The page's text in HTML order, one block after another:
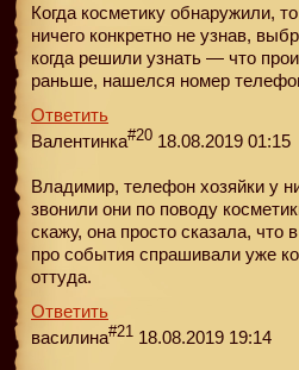
Когда косметику обнаружили,
ничего конкретно не узнав,
когда решили узнать — что
раньше, нашелся номер
Ответить
Валентинка#20 18.08.2019 01:15
Владимир, телефон хозяйки у
звонили они по поводу
скажу, она просто сказала, что
про события спрашивали уже
оттуда.
Ответить
василина#21 18.08.2019 19:14